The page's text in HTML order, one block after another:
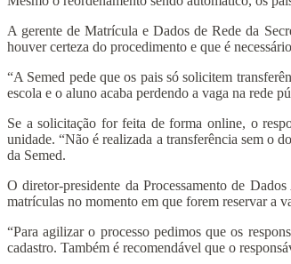
A gerente de Matrícula e Dados de Rede da
houver certeza do procedimento e que é
“A Semed pede que os pais só solicitem
escola e o aluno acaba perdendo a vaga na rede
Se a solicitação for feita de forma online, o
unidade. “Não é realizada a transferência sem o
da Semed.
O diretor-presidente da Processamento de
matrículas no momento em que forem reservar a
“Para agilizar o processo pedimos que os
cadastro. Também é recomendável que o